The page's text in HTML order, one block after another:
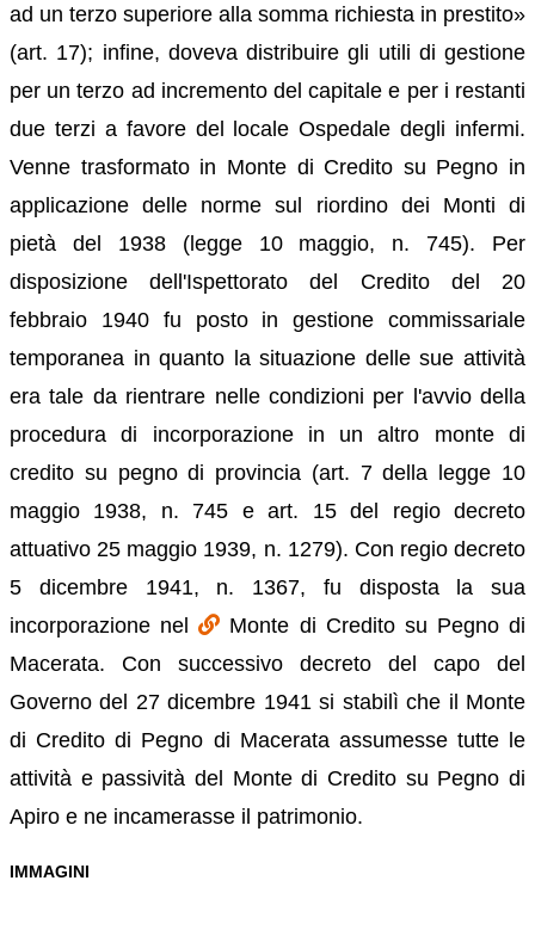
ad un terzo superiore alla somma richiesta in prestito»
(art. 17); infine, doveva distribuire gli utili di gestione
per un terzo ad incremento del capitale e per i restanti
due terzi a favore del locale Ospedale degli infermi.
Venne trasformato in Monte di Credito su Pegno in
applicazione delle norme sul riordino dei Monti di
pietà del 1938 (legge 10 maggio, n. 745). Per
disposizione dell'Ispettorato del Credito del 20
febbraio 1940 fu posto in gestione commissariale
temporanea in quanto la situazione delle sue attività
era tale da rientrare nelle condizioni per l'avvio della
procedura di incorporazione in un altro monte di
credito su pegno di provincia (art. 7 della legge 10
maggio 1938, n. 745 e art. 15 del regio decreto
attuativo 25 maggio 1939, n. 1279). Con regio decreto
5 dicembre 1941, n. 1367, fu disposta la sua
incorporazione nel
Monte di Credito su Pegno di
Macerata. Con successivo decreto del capo del
Governo del 27 dicembre 1941 si stabilì che il Monte
di Credito di Pegno di Macerata assumesse tutte le
attività e passività del Monte di Credito su Pegno di
Apiro e ne incamerasse il patrimonio.
IMMAGINI